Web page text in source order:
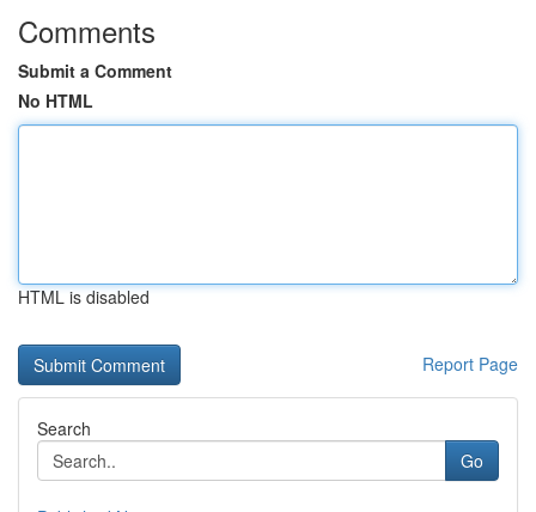
Comments
Submit a Comment
No HTML
HTML is disabled
Report Page
Search
Go